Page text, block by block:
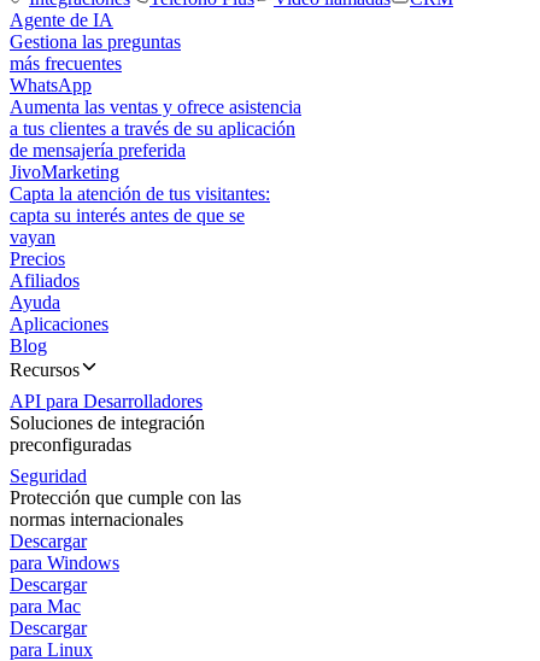
Agente de IA
Gestiona las preguntas
más frecuentes
WhatsApp
Aumenta las ventas y ofrece asistencia
a tus clientes a través de su aplicación
de mensajería preferida
JivoMarketing
Capta la atención de tus visitantes:
capta su interés antes de que se
vayan
Precios
Afiliados
Ayuda
Aplicaciones
Blog
Recursos
API para Desarrolladores
Soluciones de integración
preconfiguradas
Seguridad
Protección que cumple con las
normas internacionales
Descargar
para Windows
Descargar
para Mac
Descargar
para Linux